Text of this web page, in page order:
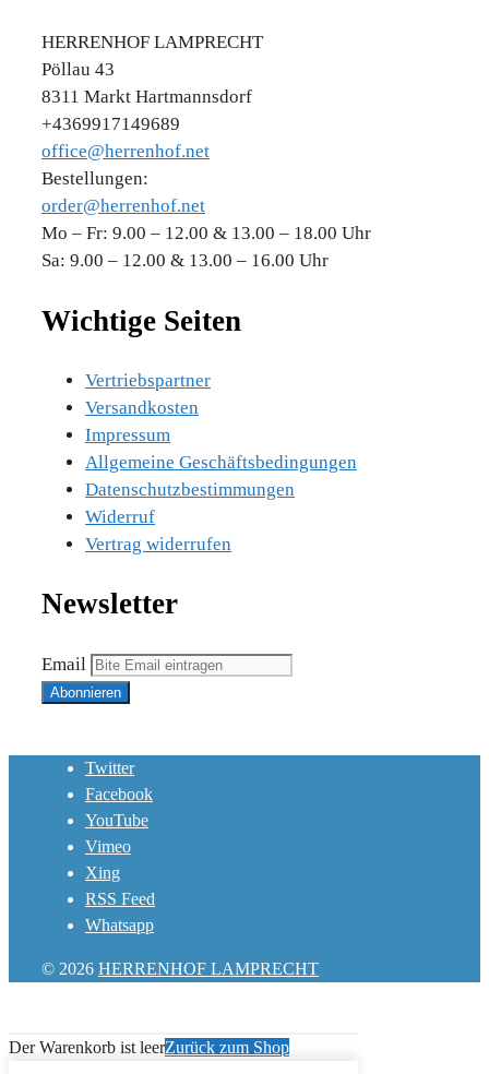
HERRENHOF LAMPRECHT
Pöllau 43
8311 Markt Hartmannsdorf
+4369917149689
office@herrenhof.net
Bestellungen:
order@herrenhof.net
Mo – Fr: 9.00 – 12.00 & 13.00 – 18.00 Uhr
Sa: 9.00 – 12.00 & 13.00 – 16.00 Uhr
Wichtige Seiten
Vertriebspartner
Versandkosten
Impressum
Allgemeine Geschäftsbedingungen
Datenschutzbestimmungen
Widerruf
Vertrag widerrufen
Newsletter
Email
Twitter
Facebook
YouTube
Vimeo
Xing
RSS Feed
Whatsapp
© 2026 HERRENHOF LAMPRECHT
Der Warenkorb ist leerZurück zum Shop